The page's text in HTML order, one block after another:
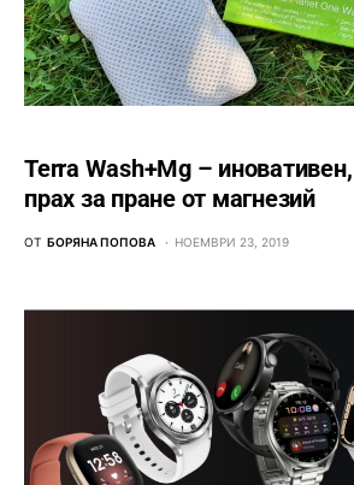
Terra Wash+Mg –
прах за пране от магнезий
ОТ БОРЯНА ПОПОВА НОЕМВРИ 23, 2019